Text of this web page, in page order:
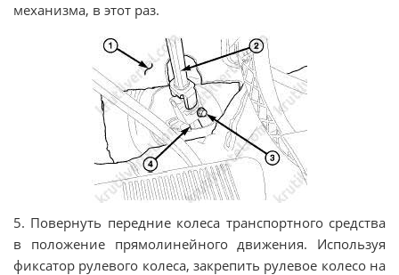
механизма, в этот раз.
5. Повернуть передние колеса транспортного средства
в положение прямолинейного движения. Используя
фиксатор рулевого колеса, закрепить рулевое колесо на